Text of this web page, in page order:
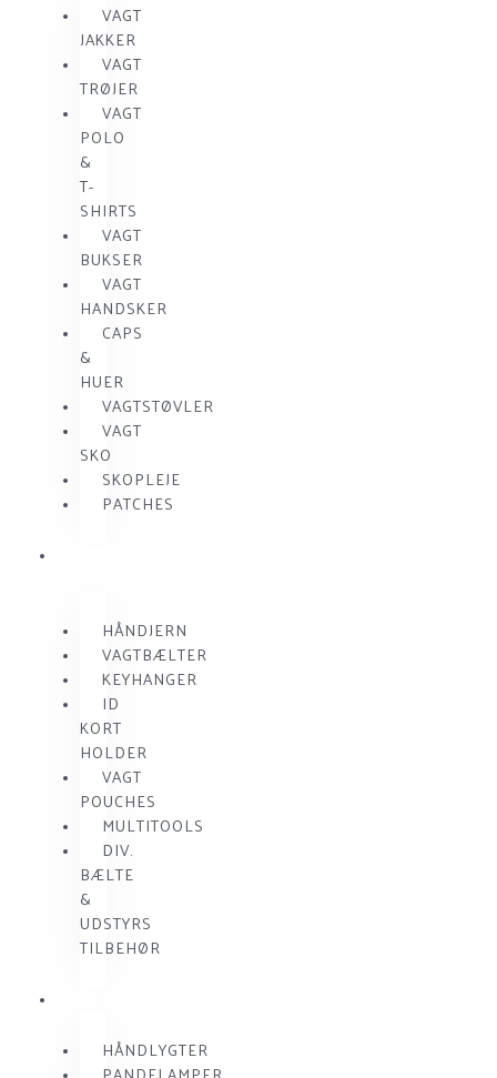
VAGT
JAKKER
VAGT
TRØJER
VAGT
POLO
&
T-
SHIRTS
VAGT
BUKSER
VAGT
HANDSKER
CAPS
&
HUER
VAGTSTØVLER
VAGT
SKO
SKOPLEJE
PATCHES
HÅNDJERN
VAGTBÆLTER
KEYHANGER
ID
KORT
HOLDER
VAGT
POUCHES
MULTITOOLS
DIV.
BÆLTE
&
UDSTYRS
TILBEHØR
HÅNDLYGTER